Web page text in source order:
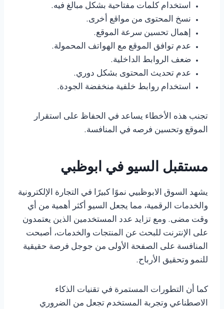
استخدام كلمات مفتاحية بشكل مبالغ فيه.
نسخ المحتوى من مواقع أخرى.
إهمال تحسين سرعة الموقع.
عدم توافق الموقع مع الهواتف المحمولة.
ضعف الروابط الداخلية.
عدم تحديث المحتوى بشكل دوري.
استخدام روابط خلفية منخفضة الجودة.
تجنب هذه الأخطاء يساعد في الحفاظ على استقرار
الموقع وتحسين فرصه في المنافسة.
مستقبل السيو في ابوظبي
يشهد السوق الابوظبيي نموًا كبيرًا في التجارة الإلكترونية
والخدمات الرقمية، مما يجعل السيو أكثر أهمية من أي
وقت مضى. ومع تزايد عدد المستخدمين الذين يعتمدون
على الإنترنت للبحث عن المنتجات والخدمات، أصبحت
المنافسة على الصفحة الأولى من جوجل فرصة حقيقية
للنمو وتحقيق الأرباح.
كما أن التطورات المستمرة في تقنيات الذكاء
الاصطناعي وتجربة المستخدم تجعل من الضروري